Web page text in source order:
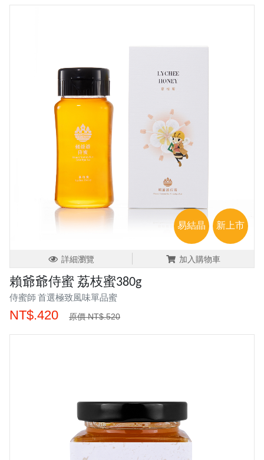
新上市
易結晶
詳細瀏覽 加入購物車
賴爺爺侍蜜 荔枝蜜380g
侍蜜師 首選極致風味單品蜜
NT$.420 原價 NT$.520